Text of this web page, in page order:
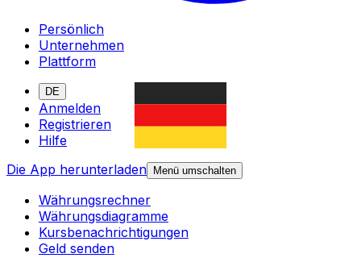
Persönlich
Unternehmen
Plattform
DE
Anmelden
Registrieren
Hilfe
Die App herunterladen
Menü umschalten
Währungsrechner
Währungsdiagramme
Kursbenachrichtigungen
Geld senden